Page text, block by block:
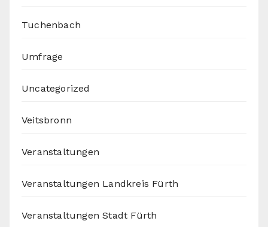
Tuchenbach
Umfrage
Uncategorized
Veitsbronn
Veranstaltungen
Veranstaltungen Landkreis Fürth
Veranstaltungen Stadt Fürth